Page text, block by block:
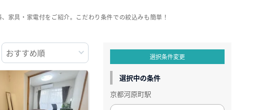
家具・家電付をご紹介。こだわり条件での絞込みも簡単！
選択条件変更
選択中の条件
京都河原町駅